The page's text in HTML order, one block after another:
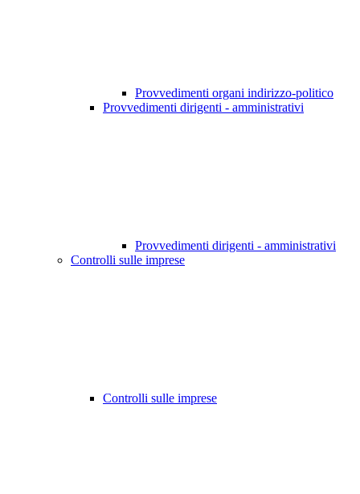
Provvedimenti organi indirizzo-politico
Provvedimenti dirigenti - amministrativi
Provvedimenti dirigenti - amministrativi
Controlli sulle imprese
Controlli sulle imprese